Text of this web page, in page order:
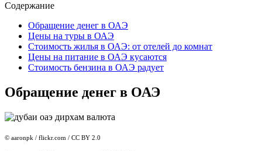
Содержание
Обращение денег в ОАЭ
Цены на туры в ОАЭ
Стоимость жилья в ОАЭ: от отелей до комнат
Цены на питание в ОАЭ кусаются
Стоимость бензина в ОАЭ радует
Обращение денег в ОАЭ
© aaronpk / flickr.com / CC BY 2.0